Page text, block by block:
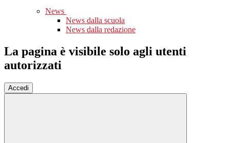
News
News dalla scuola
News dalla redazione
La pagina è visibile solo agli utenti
autorizzati
Accedi